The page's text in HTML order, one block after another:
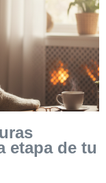
etapa de tu